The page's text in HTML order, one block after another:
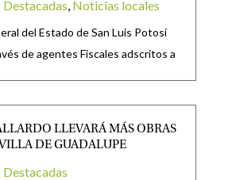
Destacadas, Noticias locales
del Estado de San Luis Potosí
de agentes Fiscales adscritos a
LLEVARÁ MÁS OBRAS
DE GUADALUPE
Destacadas